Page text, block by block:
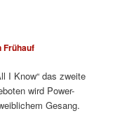
Frühauf
I Know“ das zweite
wird Power-
Gesang.